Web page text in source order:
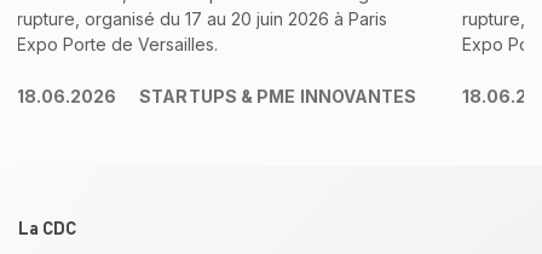
rupture, organisé du 17 au 20 juin 2026 à Paris
Expo Porte de Versailles.
18.06.2026 STARTUPS & PME INNOVANTES
rupture,
Expo
Pied de page
La CDC